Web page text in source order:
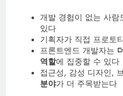
개발 경험이 없는 사람
있다
기획자가 직접 프로토
프론트엔드 개발자는
역할에 집중할 수 있다
접근성, 감성 디자인,
분야가 더 주목받는다